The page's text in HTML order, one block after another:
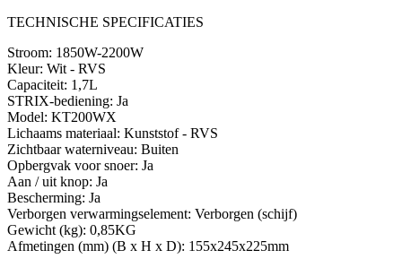
TECHNISCHE SPECIFICATIES
Stroom: 1850W-2200W
Kleur: Wit - RVS
Capaciteit: 1,7L
STRIX-bediening: Ja
Model: KT200WX
Lichaams materiaal: Kunststof - RVS
Zichtbaar waterniveau: Buiten
Opbergvak voor snoer: Ja
Aan / uit knop: Ja
Bescherming: Ja
Verborgen verwarmingselement: Verborgen (schijf)
Gewicht (kg): 0,85KG
Afmetingen (mm) (B x H x D): 155x245x225mm